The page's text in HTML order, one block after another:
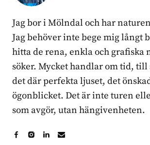
Jag bor i Mölndal och har
Jag behöver inte bege mig långt
hitta de rena, enkla och grafiska
söker. Mycket handlar om tid,
det där perfekta ljuset, det
ögonblicket. Det är inte turen
som avgör, utan hängivenheten.